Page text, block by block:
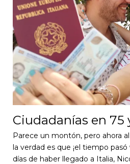
Ciudadanías en 75
Parece un montón, pero ahora
la verdad es que ¡el tiempo
días de haber llegado a Italia,